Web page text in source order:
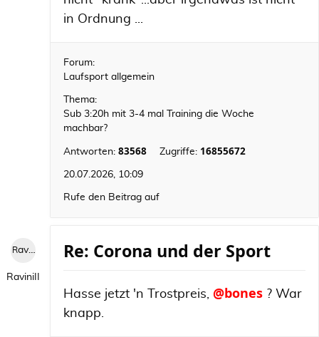
in Ordnung ...
Forum:
Laufsport allgemein
Thema:
Sub 3:20h mit 3-4 mal Training die Woche
machbar?
Antworten: 83568 Zugriffe: 16855672
20.07.2026, 10:09
Rufe den Beitrag auf
RaviniII
RaviniII
Re: Corona und der Sport
Hasse jetzt 'n Trostpreis, @bones ? War
knapp.